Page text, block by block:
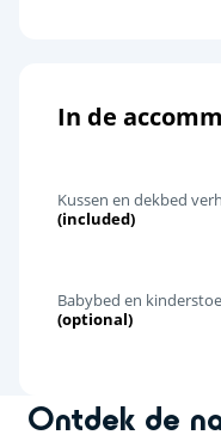
In de
Kussen en dekbed
(included)
Babybed en
(optional)
Ontdek de